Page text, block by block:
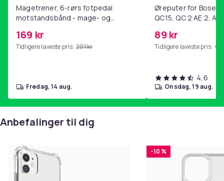
Magetrener, 6-rørs fotpedal
motstandsbånd - mage- og
hjemmegymnastikk Pink
169 kr
Tidligere laveste pris: 201 kr
fredag, 14 aug.
Øreputer for Bose
QC15, QC 2 AE 2, AE
89 kr
Tidligere laveste pris: 99
4,6
onsdag, 19 aug.
Anbefalinger til dig
-10 %